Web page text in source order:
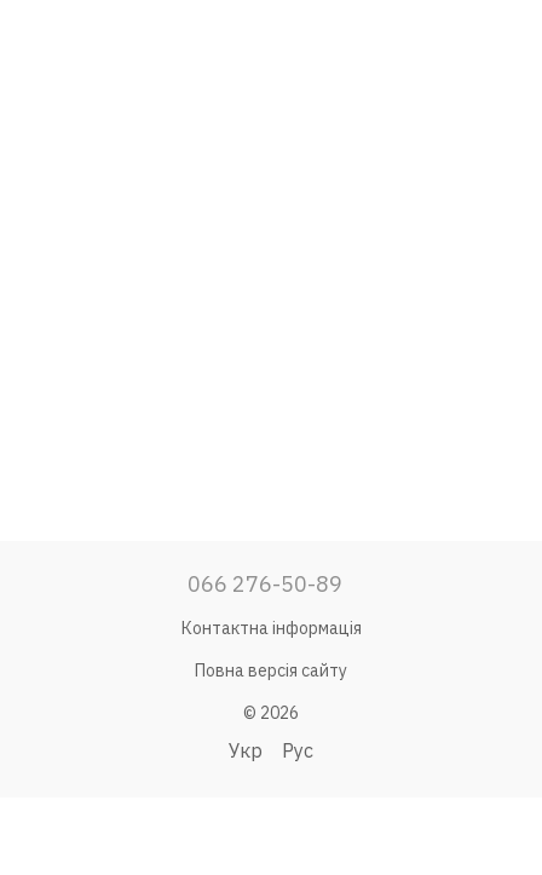
066 276-50-89
Контактна інформація
Повна версія сайту
© 2026
Укр Рус